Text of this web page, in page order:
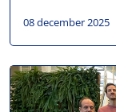
08 december 2025